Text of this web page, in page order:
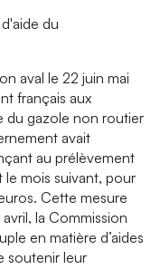
du
aval le 22 juin mai
français aux
du gazole non routier
avait
au prélèvement
le mois suivant, pour
Cette mesure
la Commission
en matière d’aides
soutenir leur